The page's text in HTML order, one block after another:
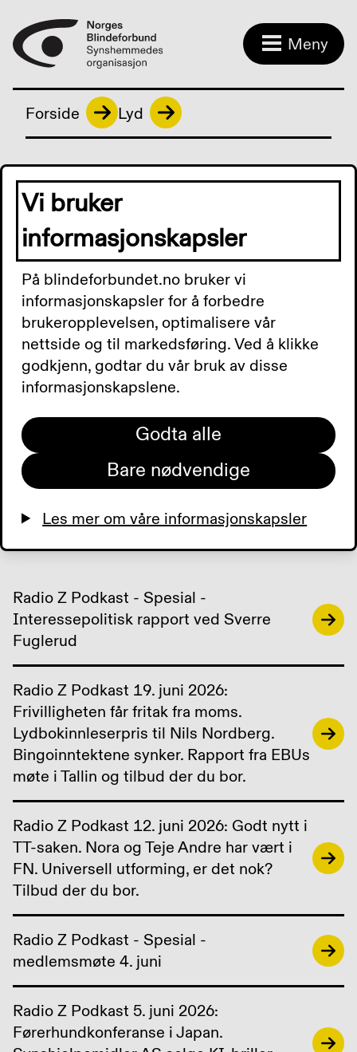
Meny
Forside Lyd
Radio Z podkast
Radio Z Podkast -Spesial-
Bokbad med Marit
Reiersrud fra Drammen og
Sverre Fuglerud
0:00
Radio Z Podkast - Spesial -
Interessepolitisk rapport ved Sverre
Fuglerud
Radio Z Podkast 19. juni 2026:
Frivilligheten får fritak fra moms.
Lydbokinnleserpris til Nils Nordberg.
Bingoinntektene synker. Rapport fra EBUs
møte i Tallin og tilbud der du bor.
Radio Z Podkast 12. juni 2026: Godt nytt i
TT-saken. Nora og Teje Andre har vært i
FN. Universell utforming, er det nok?
Tilbud der du bor.
Radio Z Podkast - Spesial -
medlemsmøte 4. juni
Radio Z Podkast 5. juni 2026:
Førerhundkonferanse i Japan.
Vi bruker
informasjonskapsler
På blindeforbundet.no bruker vi
informasjonskapsler for å forbedre
brukeropplevelsen, optimalisere vår
nettside og til markedsføring. Ved å klikke
godkjenn, godtar du vår bruk av disse
informasjonskapslene.
Godta alle
Bare nødvendige
Les mer om våre informasjonskapsler